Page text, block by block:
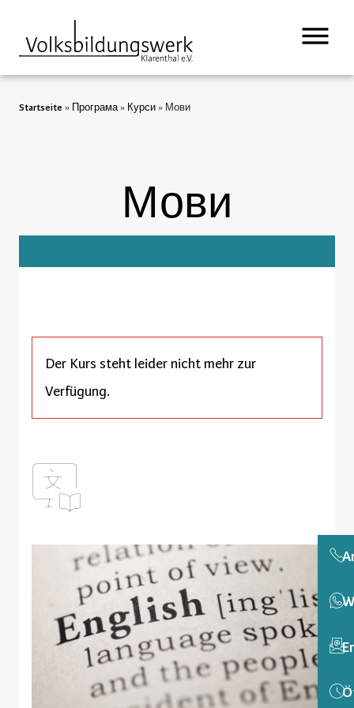
Startseite » Програма» Курси » Мови
Мови
Der Kurs steht leider nicht mehr zur
Verfügung.